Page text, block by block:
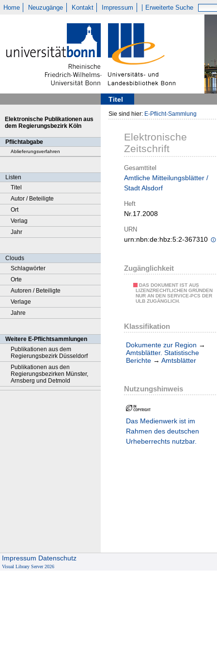
Home Neuzugänge Kontakt Impressum Erweiterte Suche
Titel
Elektronische Publikationen aus
dem Regierungsbezirk Köln
Pflichtabgabe
Ablieferungsverfahren
Listen
Titel
Autor / Beteiligte
Ort
Verlag
Jahr
Clouds
Schlagwörter
Orte
Autoren / Beteiligte
Verlage
Jahre
Weitere E-Pflichtsammlungen
Publikationen aus dem
Regierungsbezirk Düsseldorf
Publikationen aus den
Regierungsbezirken Münster,
Arnsberg und Detmold
Sie sind hier: E-Pflicht-Sammlung
Elektronische
Zeitschrift
Gesamttitel
Amtliche Mitteilungsblätter /
Stadt Alsdorf
Heft
Nr.17.2008
URN
urn:nbn:de:hbz:5:2-367310
Zugänglichkeit
DAS DOKUMENT IST AUS
LIZENZRECHTLICHEN GRÜNDEN
NUR AN DEN SERVICE-PCS DER
ULB ZUGÄNGLICH.
Klassifikation
Dokumente zur Region →
Amtsblätter. Statistische
Berichte → Amtsblätter
Nutzungshinweis
Das Medienwerk ist im
Rahmen des deutschen
Urheberrechts nutzbar.
Impressum Datenschutz
Visual Library Server 2026